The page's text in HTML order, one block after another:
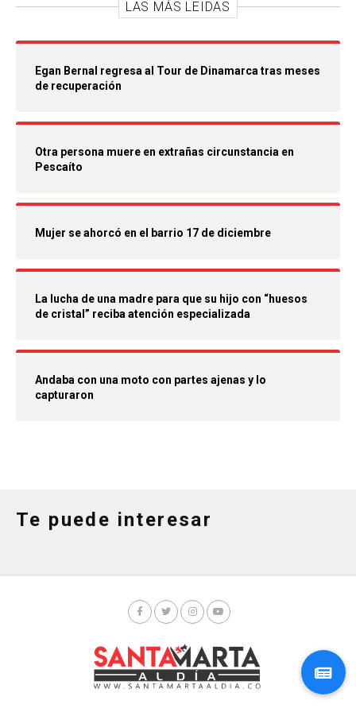
LAS MÁS LEIDAS
Egan Bernal regresa al Tour de Dinamarca tras meses
de recuperación
Otra persona muere en extrañas circunstancia en
Pescaíto
Mujer se ahorcó en el barrio 17 de diciembre
La lucha de una madre para que su hijo con “huesos
de cristal” reciba atención especializada
Andaba con una moto con partes ajenas y lo
capturaron
Te puede interesar